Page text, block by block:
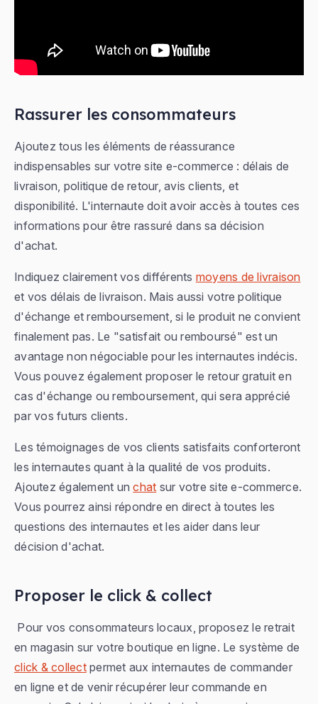
Rassurer les consommateurs
Ajoutez tous les éléments de réassurance
indispensables sur votre site e-commerce : délais de
livraison, politique de retour, avis clients, et
disponibilité. L'internaute doit avoir accès à toutes ces
informations pour être rassuré dans sa décision
d'achat.
Indiquez clairement vos différents moyens de livraison
et vos délais de livraison. Mais aussi votre politique
d'échange et remboursement, si le produit ne convient
finalement pas. Le "satisfait ou remboursé" est un
avantage non négociable pour les internautes indécis.
Vous pouvez également proposer le retour gratuit en
cas d'échange ou remboursement, qui sera apprécié
par vos futurs clients.
Les témoignages de vos clients satisfaits conforteront
les internautes quant à la qualité de vos produits.
Ajoutez également unchat sur votre site e-commerce.
Vous pourrez ainsi répondre en direct à toutes les
questions des internautes et les aider dans leur
décision d'achat.
Proposer le click & collect
Pour vos consommateurs locaux, proposez le retrait
en magasin sur votre boutique en ligne. Le système de
click & collectpermet aux internautes de commander
en ligne et de venir récupérer leur commande en